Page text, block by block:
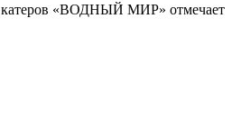
катеров «ВОДНЫЙ МИР» отмечает